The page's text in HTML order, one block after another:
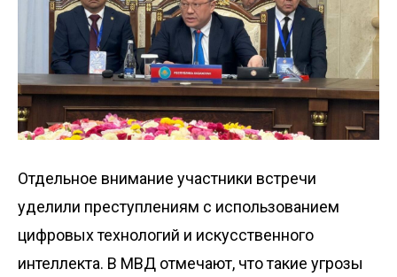
Отдельное внимание участники встречи
уделили преступлениям с использованием
цифровых технологий и искусственного
интеллекта. В МВД отмечают, что такие угрозы